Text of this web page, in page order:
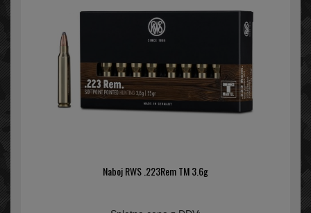
Naboj RWS .223Rem TM 3.6g